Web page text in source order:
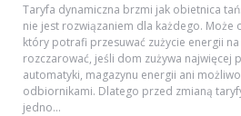
Taryfa dynamiczna brzmi jak obietnica
nie jest rozwiązaniem dla każdego. Może
który potrafi przesuwać zużycie energii
rozczarować, jeśli dom zużywa najwięcej
automatyki, magazynu energii ani
odbiornikami. Dlatego przed zmianą
jedno...